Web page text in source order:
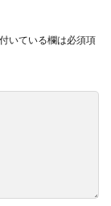
いている欄は必須項